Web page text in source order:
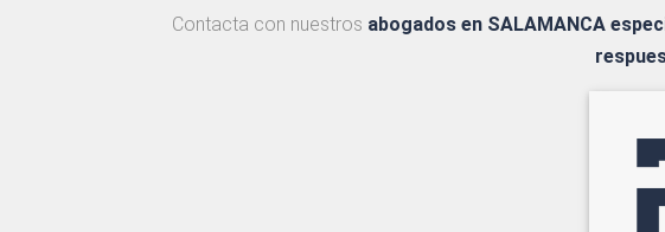
Contacta con nuestros abogados en SALAMANCA